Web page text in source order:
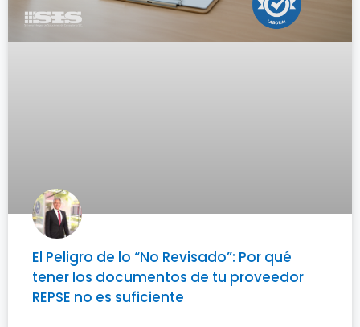
El Peligro de lo “No Revisado”: Por qué
tener los documentos de tu proveedor
REPSE no es suficiente